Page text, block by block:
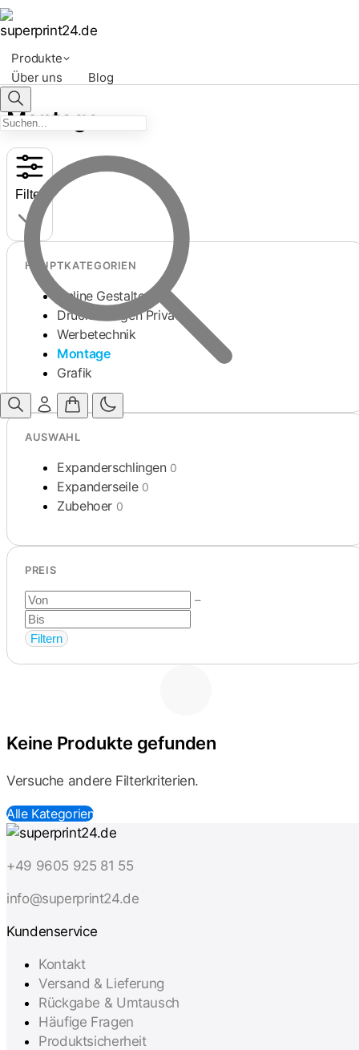
Produkte
Über uns
Blog
Montage
Filter
HAUPTKATEGORIEN
Online Gestalten
Druckvorlagen Privat
Werbetechnik
Montage
Grafik
AUSWAHL
Expanderschlingen 0
Expanderseile 0
Zubehoer 0
PREIS
–
Filtern
Keine Produkte gefunden
Versuche andere Filterkriterien.
Alle Kategorien
+49 9605 925 81 55
info@superprint24.de
Kundenservice
Kontakt
Versand & Lieferung
Rückgabe & Umtausch
Häufige Fragen
Produktsicherheit